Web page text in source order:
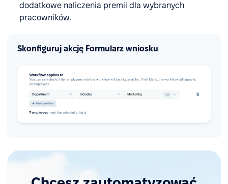
dodatkowe naliczenia premii dla wybranych
pracowników.
Skonfiguruj akcję Formularz wniosku